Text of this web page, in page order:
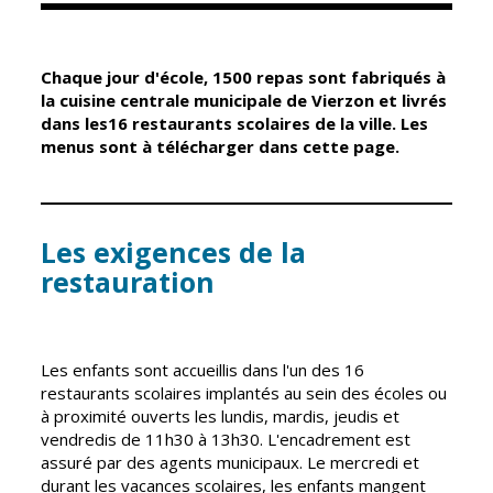
Élus
Conseil
Municipal
Services de la
publics
Cimetières
État civil
Élections
Jumelages
Guichet unique
Petite enfance
Relais petite
enfance
Multi-accueil
Scolarité
et après classe
Réussite
éducative et
inclusion
Chaque jour d'école, 1500 repas sont fabriqués à
la cuisine centrale municipale de Vierzon et livrés
dans les16 restaurants scolaires de la ville. Les
menus sont à télécharger dans cette page.
Les exigences de la
restauration
Les enfants sont accueillis dans l'un des 16
restaurants scolaires implantés au sein des écoles ou
à proximité ouverts les lundis, mardis, jeudis et
vendredis de 11h30 à 13h30. L'encadrement est
assuré par des agents municipaux. Le mercredi et
durant les vacances scolaires, les enfants mangent